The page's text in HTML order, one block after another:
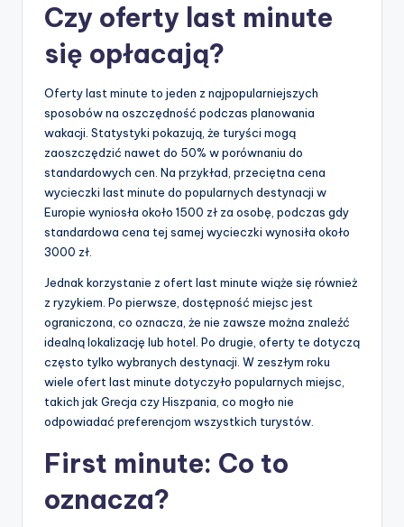
Czy oferty last minute
się opłacają?
Oferty last minute to jeden z najpopularniejszych
sposobów na oszczędność podczas planowania
wakacji. Statystyki pokazują, że turyści mogą
zaoszczędzić nawet do 50% w porównaniu do
standardowych cen. Na przykład, przeciętna cena
wycieczki last minute do popularnych destynacji w
Europie wyniosła około 1500 zł za osobę, podczas gdy
standardowa cena tej samej wycieczki wynosiła około
3000 zł.
Jednak korzystanie z ofert last minute wiąże się również
z ryzykiem. Po pierwsze, dostępność miejsc jest
ograniczona, co oznacza, że nie zawsze można znaleźć
idealną lokalizację lub hotel. Po drugie, oferty te dotyczą
często tylko wybranych destynacji. W zeszłym roku
wiele ofert last minute dotyczyło popularnych miejsc,
takich jak Grecja czy Hiszpania, co mogło nie
odpowiadać preferencjom wszystkich turystów.
First minute: Co to
oznacza?